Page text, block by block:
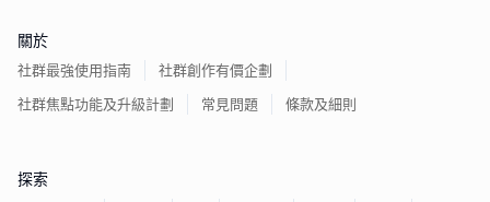
關於
社群最強使用指南
社群創作有價企劃
社群焦點功能及升級計劃
常見問題 條款及細則
探索